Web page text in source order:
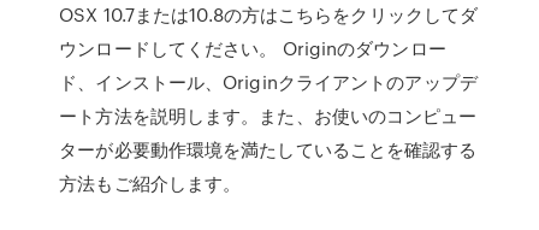
OSX 10.7または10.8の方はこちらをクリックしてダ
ウンロードしてください。 Originのダウンロー
ド、インストール、Originクライアントのアップデ
ート方法を説明します。また、お使いのコンピュー
ターが必要動作環境を満たしていることを確認する
方法もご紹介します。